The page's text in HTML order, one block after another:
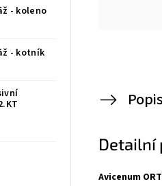
- koleno
- kotník
Popis
Detailní
Avicenum